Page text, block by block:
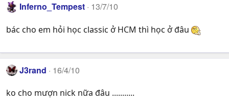
Inferno_Tempest 13/7/10
bác cho em hỏi học classic ở HCM thì học ở đâu
J3rand 16/4/10
ko cho mượn nick nữa đâu ...........